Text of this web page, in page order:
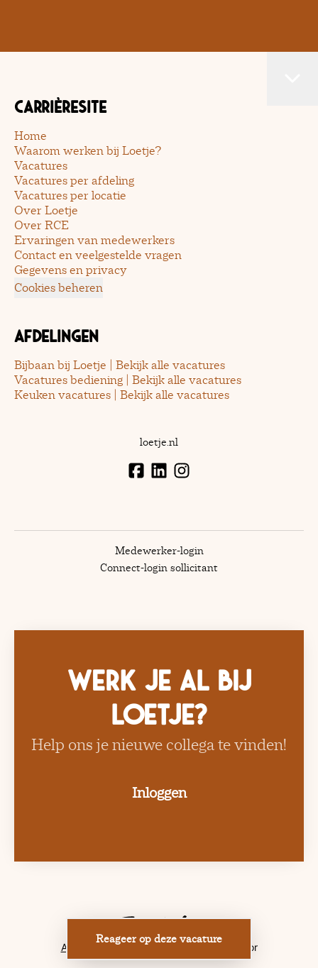
Reageer op deze vacature
Carrièresite
Home
Waarom werken bij Loetje?
Vacatures
Vacatures per afdeling
Vacatures per locatie
Over Loetje
Over RCE
Ervaringen van medewerkers
Contact en veelgestelde vragen
Gegevens en privacy
Cookies beheren
Afdelingen
Bijbaan bij Loetje | Bekijk alle vacatures
Vacatures bediening | Bekijk alle vacatures
Keuken vacatures | Bekijk alle vacatures
loetje.nl
Medewerker-login
Connect-login sollicitant
Werk je al bij
Loetje?
Help ons je nieuwe collega te vinden!
Inloggen
Applicant tracking system door Teamtailor